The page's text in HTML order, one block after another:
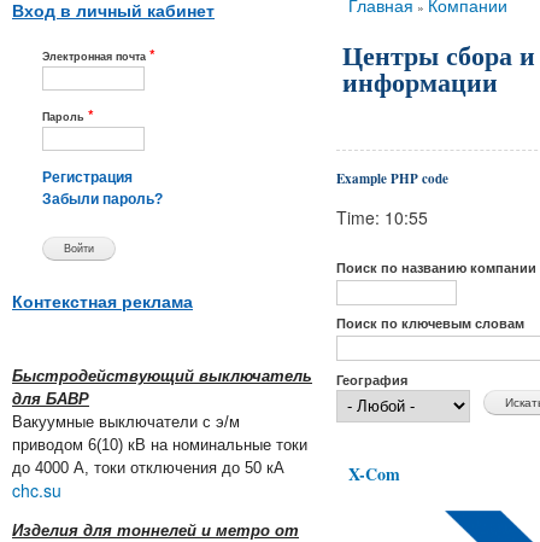
Вход в личный кабинет
Электронная почта *
Пароль *
Регистрация
Забыли пароль?
Контекстная реклама
Быстродействующий выключатель
для БАВР
Вакуумные выключатели с э/м
приводом 6(10) кВ на номинальные токи
до 4000 А, токи отключения до 50 кА
chc.su
Изделия для тоннелей и метро от
Вы здесь
Главная » Компании
Центры сбора
информации
Example PHP code
Time: 10:55
Поиск по названию компании
Поиск по ключевым словам
География
X-Com